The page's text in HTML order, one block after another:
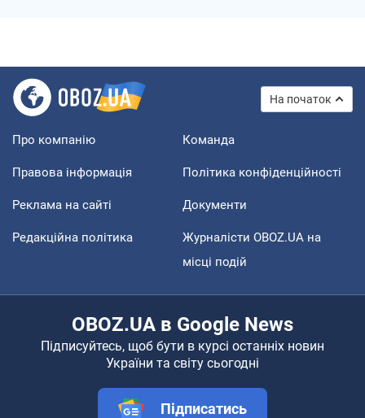
На початок
Про компанію Команда
Правова інформація Політика конфіденційності
Реклама на сайті Документи
Редакційна політика
Журналісти OBOZ.UA на
місці подій
OBOZ.UA в Google News
Підписуйтесь, щоб бути в курсі останніх новин
України та світу сьогодні
Підписатись